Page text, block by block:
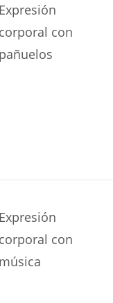
Expresión
corporal con
pañuelos
Expresión
corporal con
música